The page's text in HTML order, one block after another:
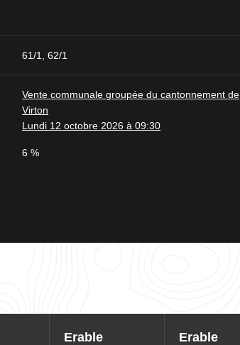
61/1, 62/1
Vente communale groupée du cantonnement de
Virton
Lundi 12 octobre 2026 à 09:30
6 %
Erable Erable